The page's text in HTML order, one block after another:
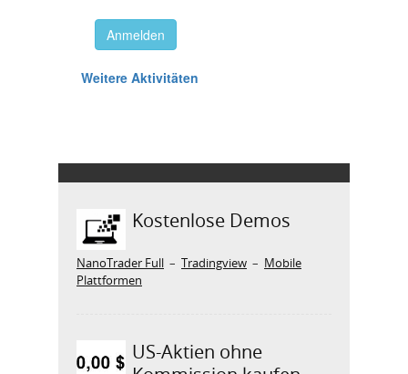
Kostenlose Demos
NanoTrader Full – Tradingview – Mobile
Plattformen
US-Aktien ohne